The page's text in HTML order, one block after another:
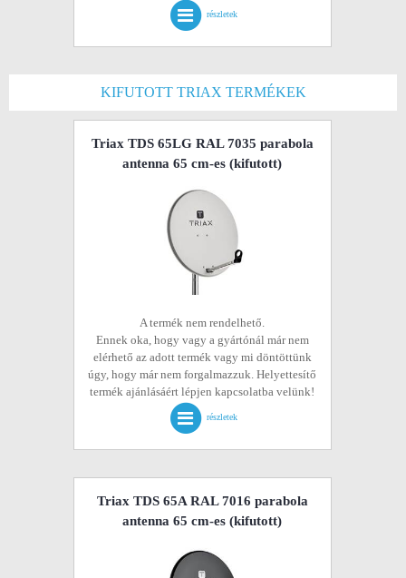
részletek
KIFUTOTT TRIAX TERMÉKEK
Triax TDS 65LG RAL 7035 parabola
antenna 65 cm-es(kifutott)
A termék nem rendelhető.
Ennek oka, hogy vagy a gyártónál már nem
elérhető az adott termék vagy mi döntöttünk
úgy, hogy már nem forgalmazzuk. Helyettesítő
termék ajánlásáért lépjen kapcsolatba velünk!
részletek
Triax TDS 65A RAL 7016 parabola
antenna 65 cm-es (kifutott)